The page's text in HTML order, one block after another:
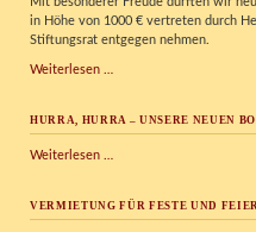
in Höhe von 1000 € vertreten durch
Stiftungsrat entgegen nehmen.
Weiterlesen …
Stiftungspreis
HURRA, HURRA – UNSERE NEUEN
Weiterlesen …
unsere
VERMIETUNG FÜR FESTE UND